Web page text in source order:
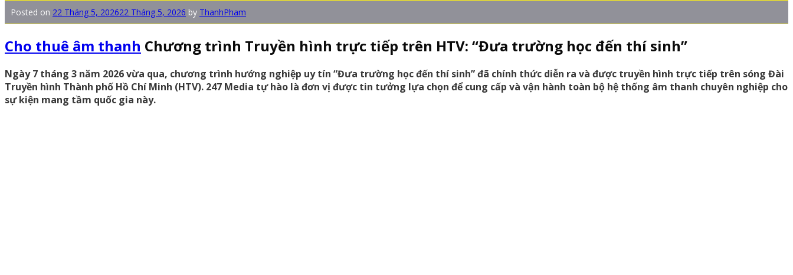
Posted on 22 Tháng 5, 202622 Tháng 5, 2026 by ThanhPham
Cho thuê âm thanh Chương trình Truyền hình trực tiếp trên HTV: “Đưa trường học đến thí sinh”
Ngày 7 tháng 3 năm 2026 vừa qua, chương trình hướng nghiệp uy tín “Đưa trường học đến thí sinh” đã chính thức diễn ra và được truyền hình trực tiếp trên sóng Đài
Truyền hình Thành phố Hồ Chí Minh (HTV). 247 Media tự hào là đơn vị được tin tưởng lựa chọn để cung cấp và vận hành toàn bộ hệ thống âm thanh chuyên nghiệp cho
sự kiện mang tầm quốc gia này.